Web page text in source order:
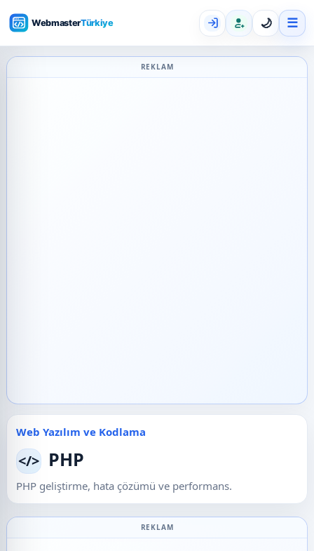
🌙 ☰
REKLAM
Web Yazılım ve Kodlama
</> PHP
PHP geliştirme, hata çözümü ve performans.
REKLAM